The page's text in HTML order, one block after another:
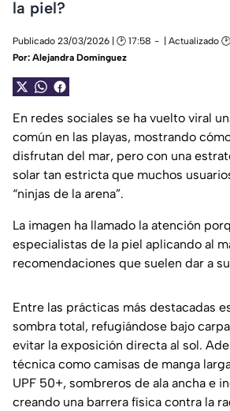
la piel?
Publicado 23/03/2026 | 🕑 17:58
| Actualizado
Por: Alejandra Domínguez
En redes sociales se ha vuelto viral
común en las playas, mostrando
disfrutan del mar, pero con una
solar tan estricta que muchos
“ninjas de la arena”.
La imagen ha llamado la atención
especialistas de la piel aplicando al
recomendaciones que suelen dar a
Entre las prácticas más destacadas
sombra total, refugiándose bajo
evitar la exposición directa al sol.
técnica como camisas de manga
UPF 50+, sombreros de ala ancha e
creando una barrera física contra la